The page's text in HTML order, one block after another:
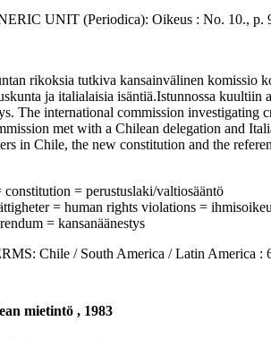
UNIT (Periodica): Oikeus : No. 10., p.
rikoksia tutkiva kansainvälinen komissio
ja italialaisia isäntiä.Istunnossa
The international commission
met with a Chilean delegation and
in Chile, the new constitution and the
= perustuslaki/valtiosääntö
= human rights violations =
= kansanäänestys
Chile / South America / Latin America :
mietintö , 1983